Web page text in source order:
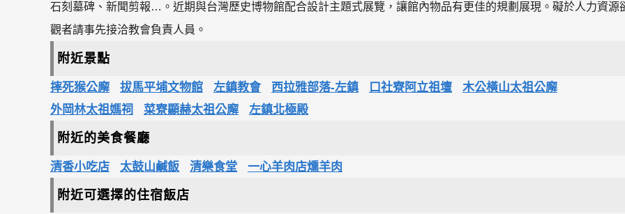
石刻墓碑、新聞剪報…。近期與台灣歷史博物館配合設計主題式展覽，讓館內物品有更佳的規劃展現。礙於人力資源
觀者請事先接洽教會負責人員。
附近景點
摔死猴公廨 拔馬平埔文物館 左鎮教會 西拉雅部落-左鎮 口社寮阿立祖壇
木公橫山太祖公廨
外岡林太祖媽祠
菜寮顯赫太祖公廨 左鎮北極殿
附近的美食餐廳
清香小吃店 太鼓山鹹飯 清樂食堂 一心羊肉店燻羊肉
附近可選擇的住宿飯店